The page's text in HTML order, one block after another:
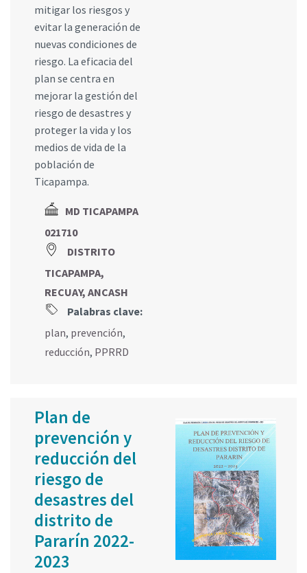
mitigar los riesgos y
evitar la generación de
nuevas condiciones de
riesgo. La eficacia del
plan se centra en
mejorar la gestión del
riesgo de desastres y
proteger la vida y los
medios de vida de la
población de
Ticapampa.
MD TICAPAMPA
021710
DISTRITO
TICAPAMPA,
RECUAY, ANCASH
Palabras clave:
plan, prevención,
reducción, PPRRD
Plan de
prevención y
reducción del
riesgo de
desastres del
distrito de
Pararín 2022-
2023